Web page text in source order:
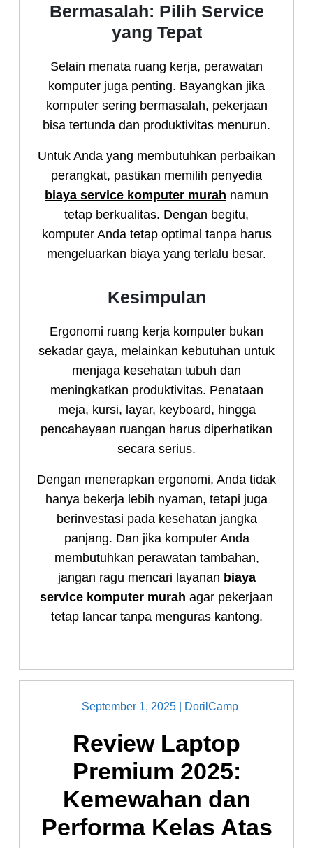
Bermasalah: Pilih Service
yang Tepat
Selain menata ruang kerja, perawatan
komputer juga penting. Bayangkan jika
komputer sering bermasalah, pekerjaan
bisa tertunda dan produktivitas menurun.
Untuk Anda yang membutuhkan perbaikan
perangkat, pastikan memilih penyedia
biaya service komputer murah namun
tetap berkualitas. Dengan begitu,
komputer Anda tetap optimal tanpa harus
mengeluarkan biaya yang terlalu besar.
Kesimpulan
Ergonomi ruang kerja komputer bukan
sekadar gaya, melainkan kebutuhan untuk
menjaga kesehatan tubuh dan
meningkatkan produktivitas. Penataan
meja, kursi, layar, keyboard, hingga
pencahayaan ruangan harus diperhatikan
secara serius.
Dengan menerapkan ergonomi, Anda tidak
hanya bekerja lebih nyaman, tetapi juga
berinvestasi pada kesehatan jangka
panjang. Dan jika komputer Anda
membutuhkan perawatan tambahan,
jangan ragu mencari layanan biaya
service komputer murah agar pekerjaan
tetap lancar tanpa menguras kantong.
September 1, 2025 DorilCamp
Review Laptop
Premium 2025:
Kemewahan dan
Performa Kelas Atas